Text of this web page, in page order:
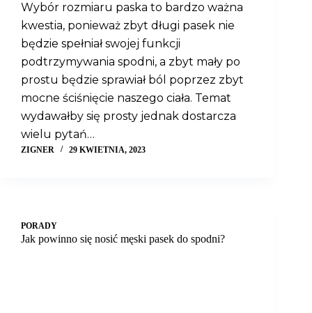
Wybór rozmiaru paska to bardzo ważna
kwestia, ponieważ zbyt długi pasek nie
będzie spełniał swojej funkcji
podtrzymywania spodni, a zbyt mały po
prostu będzie sprawiał ból poprzez zbyt
mocne ściśnięcie naszego ciała. Temat
wydawałby się prosty jednak dostarcza
wielu pytań…
ZIGNER 29 KWIETNIA, 2023
PORADY
Jak powinno się nosić męski pasek do spodni?